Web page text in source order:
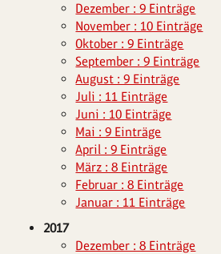
Dezember : 9 Einträge
November : 10 Einträge
Oktober : 9 Einträge
September : 9 Einträge
August : 9 Einträge
Juli : 11 Einträge
Juni : 10 Einträge
Mai : 9 Einträge
April : 9 Einträge
März : 8 Einträge
Februar : 8 Einträge
Januar : 11 Einträge
2017
Dezember : 8 Einträge